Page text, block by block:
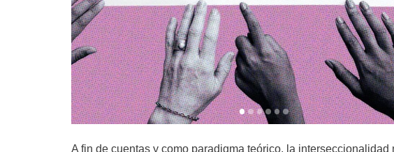
A fin de cuentas y como paradigma teórico, la